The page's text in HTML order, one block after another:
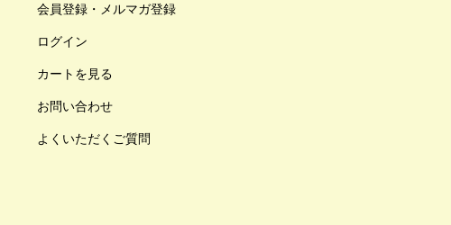
会員登録・メルマガ登録
ログイン
カートを見る
お問い合わせ
よくいただくご質問